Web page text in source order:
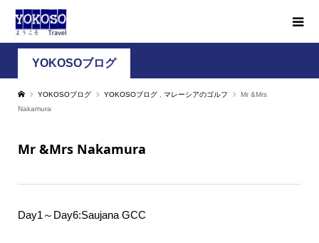
YOKOSOブログ
YOKOSOブログ YOKOSOブログ マレーシアのゴルフ
Mr &Mrs
Nakamura
Mr &Mrs Nakamura
Day1～Day6:Saujana GCC